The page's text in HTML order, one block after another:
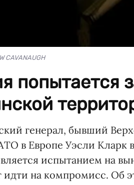
CAVANAUGH
попытается
генерал, бывший
в Европе Уэсли Кларк
испытанием на
идти на компромисс. Об